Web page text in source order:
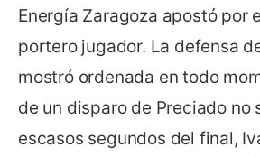
Energía Zaragoza apostó por
portero jugador. La defensa
mostró ordenada en todo
de un disparo de Preciado no
escasos segundos del final,